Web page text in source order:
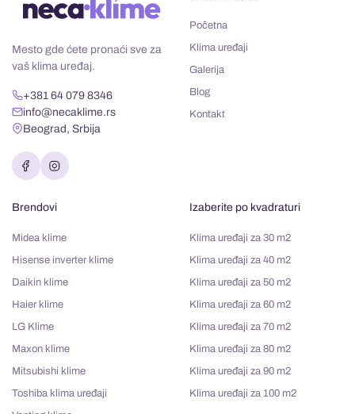
Mesto gde ćete pronaći sve za
vaš klima uređaj.
+381 64 079 8346
info@necaklime.rs
Beograd, Srbija
Početna
Klima uređaji
Galerija
Blog
Kontakt
Brendovi
Midea klime
Hisense inverter klime
Daikin klime
Haier klime
LG Klime
Maxon klime
Mitsubishi klime
Toshiba klima uređaji
Izaberite po kvadraturi
Klima uređaji za 30 m2
Klima uređaji za 40 m2
Klima uređaji za 50 m2
Klima uređaji za 60 m2
Klima uređaji za 70 m2
Klima uređaji za 80 m2
Klima uređaji za 90 m2
Klima uređaji za 100 m2